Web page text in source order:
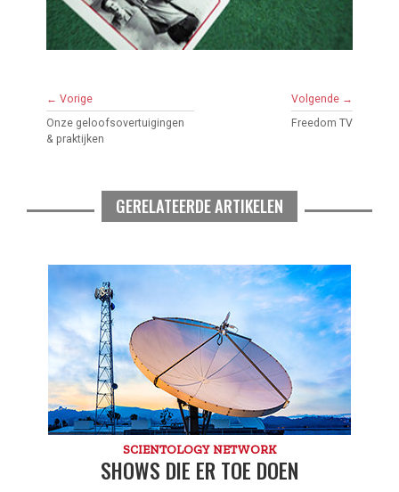
← Vorige
Onze geloofs­overtuigingen
& praktijken
Volgende →
Freedom TV
GERELATEERDE ARTIKELEN
SCIENTOLOGY NETWORK
SHOWS DIE ER TOE DOEN